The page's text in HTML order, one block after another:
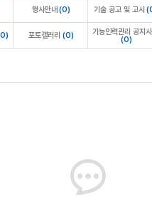
행사안내 (0) 기술 공고 및 고시
포토갤러리 (0)
기능인력관리 공지
(0)